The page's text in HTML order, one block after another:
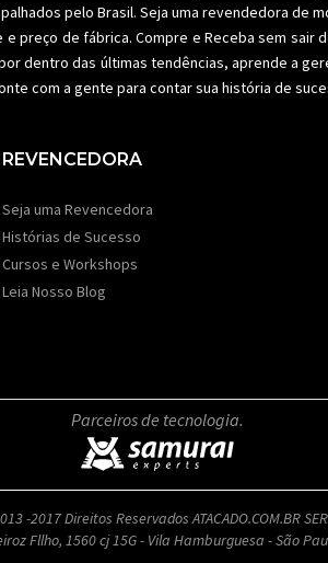
pelo Brasil. Seja uma revendedora de
preço de fábrica. Compre e Receba sem
dentro das últimas tendências, aprende a
com a gente para contar sua história de
REVENCEDORA
Seja uma Revencedora
Histórias de Sucesso
Cursos e Workshops
Leia Nosso Blog
Parceiros de tecnologia.
-2017 Direitos Reservados ATACADO.COM.BR
Fllho, 1560 cj 15G - Vila Hamburguesa - São